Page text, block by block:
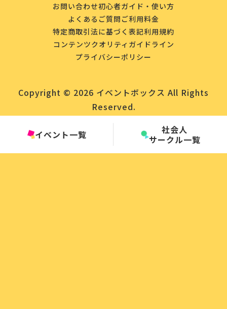
イベント一覧
社会人
サークル一覧
お問い合わせ初心者ガイド・使い方
よくあるご質問 ご利用料金
特定商取引法に基づく表記利用規約
コンテンツクオリティガイドライン
プライバシーポリシー
Copyright © 2026 イベントボックス All Rights
Reserved.